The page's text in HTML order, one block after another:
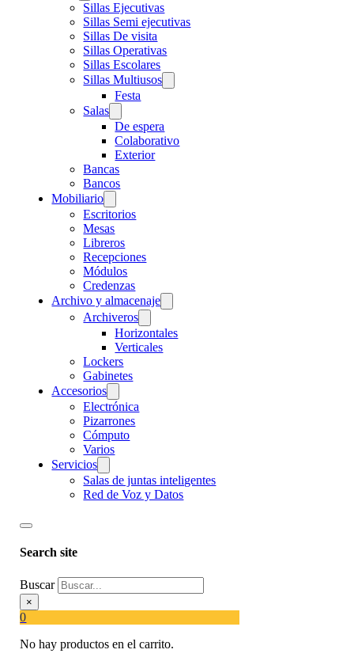
Sillas Ejecutivas
Sillas Semi ejecutivas
Sillas De visita
Sillas Operativas
Sillas Escolares
Sillas Multiusos
Festa
Salas
De espera
Colaborativo
Exterior
Bancas
Bancos
Mobiliario
Escritorios
Mesas
Libreros
Recepciones
Módulos
Credenzas
Archivo y almacenaje
Archiveros
Horizontales
Verticales
Lockers
Gabinetes
Accesorios
Electrónica
Pizarrones
Cómputo
Varios
Servicios
Salas de juntas inteligentes
Red de Voz y Datos
Search site
Buscar
×
0
No hay productos en el carrito.